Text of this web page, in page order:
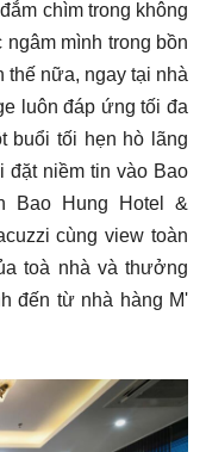
chìm trong không
mình trong bồn
thế nữa, ngay tại nhà
luôn đáp ứng tối đa
buổi tối hẹn hò lãng
đặt niềm tin vào Bao
Bao Hung Hotel &
cùng view toàn
toà nhà và thưởng
đến từ nhà hàng M'